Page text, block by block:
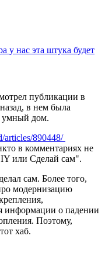
у нас эта штука будет
публикации в
в нем была
умный дом.
articles/890448/
в комментариях не
или Сделай сам".
сам. Более того,
модернизацию
информации о падении
Поэтому,
хаб.